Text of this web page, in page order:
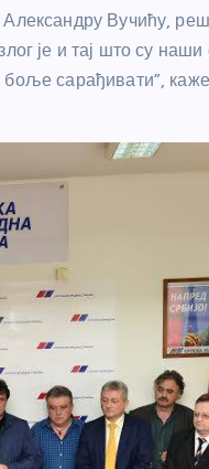
Вучићу,
је и тај што су наши
сарађивати”,